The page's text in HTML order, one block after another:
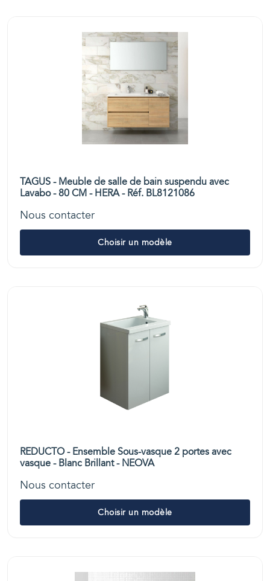
TAGUS - Meuble de salle de bain suspendu avec
Lavabo - 80 CM - HERA - Réf. BL8121086
Nous contacter
Choisir un modèle
REDUCTO - Ensemble Sous-vasque 2 portes avec
vasque - Blanc Brillant - NEOVA
Nous contacter
Choisir un modèle